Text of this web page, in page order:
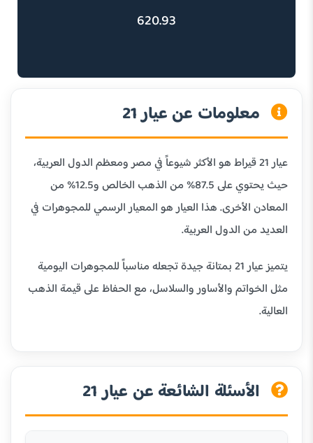
620.93
معلومات عن عيار 21
عيار 21 قيراط هو الأكثر شيوعاً في مصر ومعظم الدول العربية،
حيث يحتوي على 87.5% من الذهب الخالص و12.5% من
المعادن الأخرى. هذا العيار هو المعيار الرسمي للمجوهرات في
العديد من الدول العربية.
يتميز عيار 21 بمتانة جيدة تجعله مناسباً للمجوهرات اليومية
مثل الخواتم والأساور والسلاسل، مع الحفاظ على قيمة الذهب
العالية.
الأسئلة الشائعة عن عيار 21